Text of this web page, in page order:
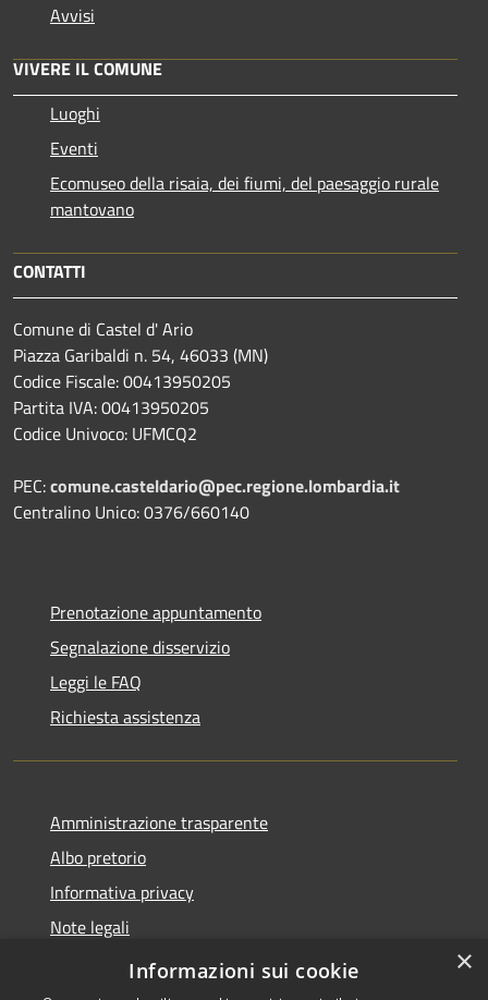
Avvisi
VIVERE IL COMUNE
Luoghi
Eventi
Ecomuseo della risaia, dei fiumi, del paesaggio rurale
mantovano
CONTATTI
Comune di Castel d' Ario
Piazza Garibaldi n. 54, 46033 (MN)
Codice Fiscale: 00413950205
Partita IVA: 00413950205
Codice Univoco: UFMCQ2
PEC:comune.casteldario@pec.regione.lombardia.it
Centralino Unico: 0376/660140
Prenotazione appuntamento
Segnalazione disservizio
Leggi le FAQ
Richiesta assistenza
Amministrazione trasparente
Albo pretorio
Informativa privacy
Note legali
Dichiarazione di accessibilità
×
Informazioni sui cookie